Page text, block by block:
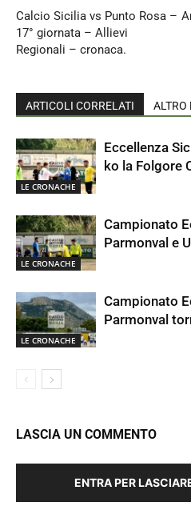
Calcio Sicilia vs Punto Rosa –
17° giornata – Allievi
Regionali – cronaca.
ARTICOLI CORRELATI ALTRO
LE CRONACHE
Eccellenza
ko la Folgore
LE CRONACHE
Campionato
Parmonval e
LE CRONACHE
Campionato
Parmonval
LASCIA UN COMMENTO
ENTRA PER